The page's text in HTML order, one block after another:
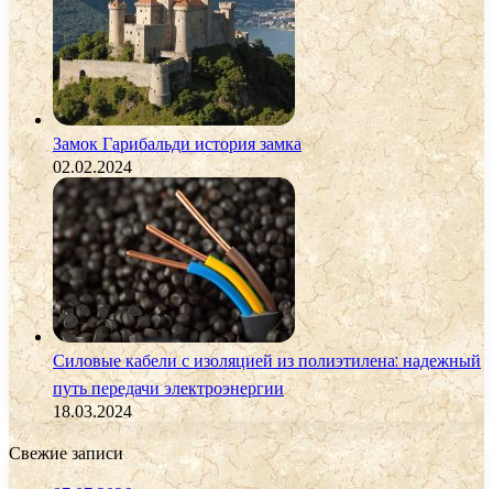
Замок Гарибальди история замка
02.02.2024
Силовые кабели с изоляцией из полиэтилена: надежный
путь передачи электроэнергии
18.03.2024
Свежие записи